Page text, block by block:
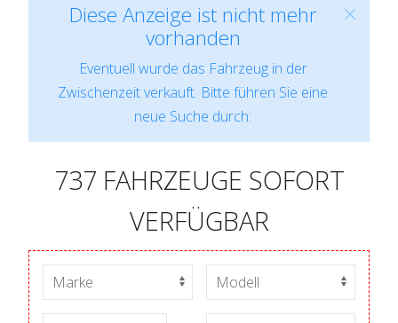
Diese Anzeige ist nicht mehr
vorhanden
Eventuell wurde das Fahrzeug in der
Zwischenzeit verkauft. Bitte führen Sie eine
neue Suche durch:
737 FAHRZEUGE SOFORT
VERFÜGBAR